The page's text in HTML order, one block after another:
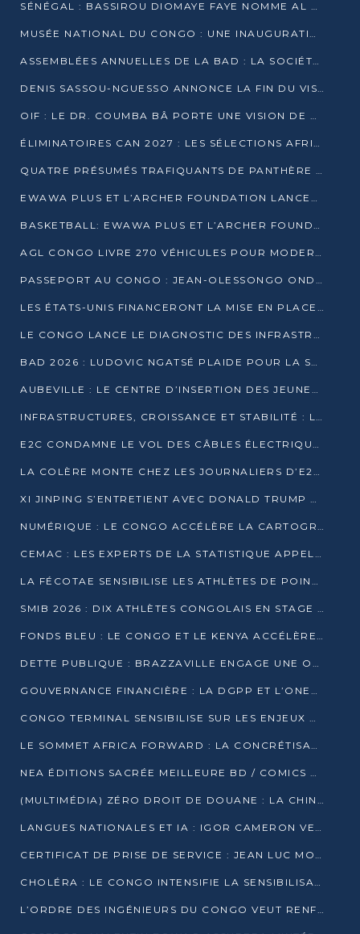
SÉNÉGAL : BASSIROU DIOMAYE FAYE NOMME AL AMINOU LÔ PREMIER MINISTRE
MUSÉE NATIONAL DU CONGO : UNE INAUGURATION PORTEUSE D’ESPOIR POUR LA CULTURE
ASSEMBLÉES ANNUELLES DE LA BAD : LA SOCIÉTÉ CIVILE CONGOLAISE À LA RECHERCHE DE PARTENAIRES POUR SES PROJETS
DENIS SASSOU-NGUESSO ANNONCE LA FIN DU VISA POUR LES AFRICAINS EN 2027
OIF : LE DR. COUMBA BÂ PORTE UNE VISION DE DIALOGUE, DE STABILITÉ ET DE RÉFORME À LA TÊTE
ÉLIMINATOIRES CAN 2027 : LES SÉLECTIONS AFRICAINES CONNAISSENT LEURS ADVERSAIRES
QUATRE PRÉSUMÉS TRAFIQUANTS DE PANTHÈRE ARRÊTÉS À EWO
EWAWA PLUS ET L’ARCHER FOUNDATION LANCENT UN CAMP DE BASKET POUR LES JEUNES À BRAZZAVILLE
BASKETBALL: EWAWA PLUS ET L’ARCHER FOUNDATION LANCENT UN CAMP POUR LES JEUNES
AGL CONGO LIVRE 270 VÉHICULES POUR MODERNISER LE TRANSPORT URBAIN
PASSEPORT AU CONGO : JEAN-OLESSONGO ONDAYE VEUT METTRE FIN AUX LENTEURS ADMINISTRATIVES
LES ÉTATS-UNIS FINANCERONT LA MISE EN PLACE DE JUSQU’À 50 CLINIQUES DE LUTTE CONTRE L’EBOLA
LE CONGO LANCE LE DIAGNOSTIC DES INFRASTRUCTURES SPORTIVES DU COMPLEXE DE KINTÉLÉ
BAD 2026 : LUDOVIC NGATSÉ PLAIDE POUR LA SOUVERAINETÉ FINANCIÈRE AFRICAINE
AUBEVILLE : LE CENTRE D’INSERTION DES JEUNES PRÊT À OUVRIR SES PORTES
INFRASTRUCTURES, CROISSANCE ET STABILITÉ : LA GUINÉE AFFÛTE SES AMBITIONS
E2C CONDAMNE LE VOL DES CÂBLES ÉLECTRIQUES APRÈS UNE VIDÉO VIRALE
LA COLÈRE MONTE CHEZ LES JOURNALIERS D’E2C QUI DÉNONCENT 20 ANS DE PRÉCARITÉ
XI JINPING S’ENTRETIENT AVEC DONALD TRUMP À BEIJING
NUMÉRIQUE : LE CONGO ACCÉLÈRE LA CARTOGRAPHIE DE SES INFRASTRUCTURES DIGITALES
CEMAC : LES EXPERTS DE LA STATISTIQUE APPELLENT À RENFORCER LA SÉCURISATION DES DONNÉES
LA FÉCOTAE SENSIBILISE LES ATHLÈTES DE POINTE-NOIRE À L’HYGIÈNE ALIMENTA
SMIB 2026 : DIX ATHLÈTES CONGOLAIS EN STAGE AU KENYA
FONDS BLEU : LE CONGO ET LE KENYA ACCÉLÈRENT LA MOBILISATION DES FINANCEMENTS
DETTE PUBLIQUE : BRAZZAVILLE ENGAGE UNE OPÉRATION DE RACHAT DE 575 MILLIONS DE DOLLARS
GOUVERNANCE FINANCIÈRE : LA DGPP ET L’ONEC-C VERS UN PARTENARIAT POUR ASSAINIR LES ENTREPRISES PUBLIQUES
CONGO TERMINAL SENSIBILISE SUR LES ENJEUX DE LA SANTÉ MENTALE EN
LE SOMMET AFRICA FORWARD : LA CONCRÉTISATION DE PARTENARIATS ÉQUILIBRÉS ET TOURNÉS VERS L’AVENIR ENTRE LE CONTINENT AFRICAIN ET LA FRANCE
NEA ÉDITIONS SACRÉE MEILLEURE BD / COMICS D’AFRIQUE AU KENYA
(MULTIMÉDIA) ZÉRO DROIT DE DOUANE : LA CHINE ET L’AFRIQUE VERS UNE PROXIMITÉ SANS PRÉCÉDENT (PAPIER GÉNÉRAL)
LANGUES NATIONALES ET IA : IGOR CAMERON VEUT ARRIMER LA STRATÉGIE IA À LA LOI SUR LA RECHERCHE
CERTIFICAT DE PRISE DE SERVICE : JEAN LUC MOUTHOU DÉMENT UNE « FAKE NEWS »
CHOLÉRA : LE CONGO INTENSIFIE LA SENSIBILISATION AU MARCHÉ DE TALANGAÏ
L’ORDRE DES INGÉNIEURS DU CONGO VEUT RENFORCER L’ÉTHIQUE ET LA CRÉDIBILITÉ DE LA PROFESSION